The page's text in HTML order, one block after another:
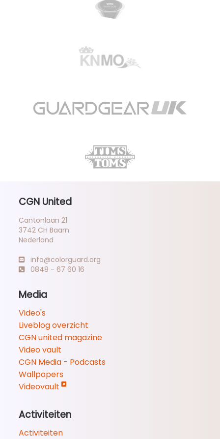
CGN United
Cantonlaan 21
3742 CH Baarn
Nederland
info@colorguard.org
0848 - 67 60 16
Media
Video's
Liveblog overzicht
CGN united magazine
Video vault
CGN Media - Podcasts
Wallpapers
Videovault
Activiteiten
Activiteiten